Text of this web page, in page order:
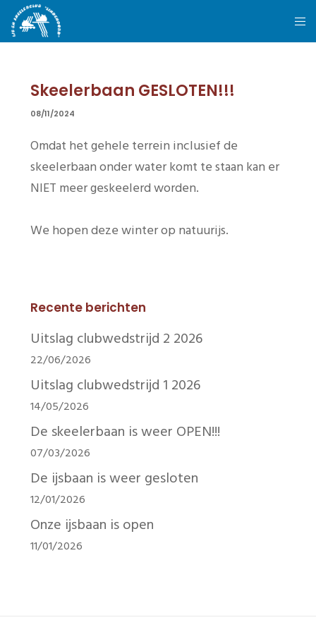
Skeelerbaan GESLOTEN!!!
08/11/2024
Omdat het gehele terrein inclusief de
skeelerbaan onder water komt te staan kan er
NIET meer geskeelerd worden.
We hopen deze winter op natuurijs.
Recente berichten
Uitslag clubwedstrijd 2 2026
22/06/2026
Uitslag clubwedstrijd 1 2026
14/05/2026
De skeelerbaan is weer OPEN!!!
07/03/2026
De ijsbaan is weer gesloten
12/01/2026
Onze ijsbaan is open
11/01/2026